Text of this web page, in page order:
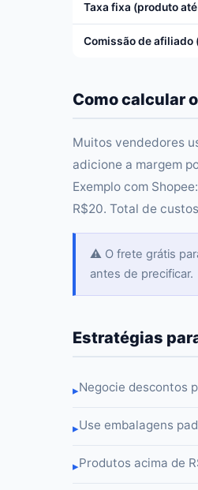
Taxa fixa (produto
Comissão de afiliado
Como calcular
Muitos vendedores
adicione a margem
Exemplo com
R$20. Total de
⚠️ O frete grátis
antes de precificar.
Estratégias
▸Negocie descontos
▸Use embalagens
▸Produtos acima de